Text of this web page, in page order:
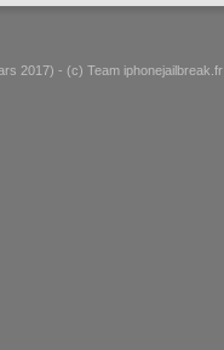
2017) - (c) Team iphonejailbreak.fr